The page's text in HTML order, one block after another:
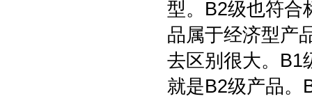
型。B2级也符合
品属于经济型产
去区别很大。B1
就是B2级产品。